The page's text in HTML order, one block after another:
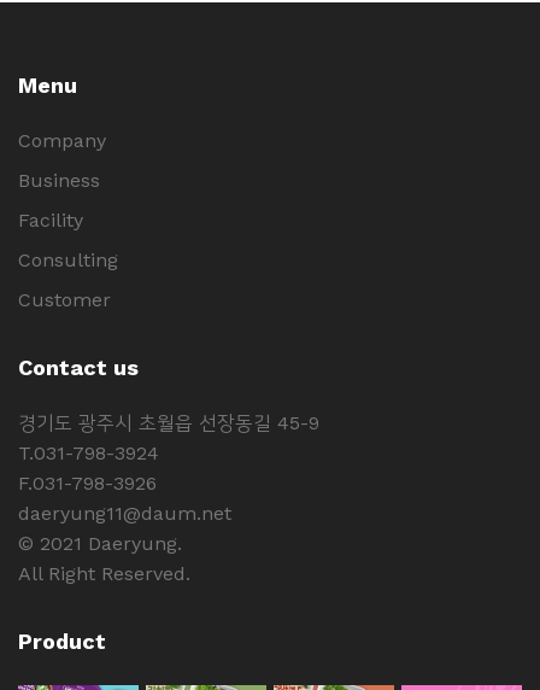
Menu
Company
Business
Facility
Consulting
Customer
Contact us
경기도 광주시 초월읍 선장동길 45-9
T.031-798-3924
F.031-798-3926
daeryung11@daum.net
© 2021 Daeryung.
All Right Reserved.
Product